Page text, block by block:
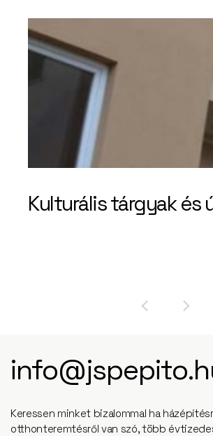
Kulturális tárgyak és
Keressen minket bizalommal ha
otthonteremtésről van szó, több